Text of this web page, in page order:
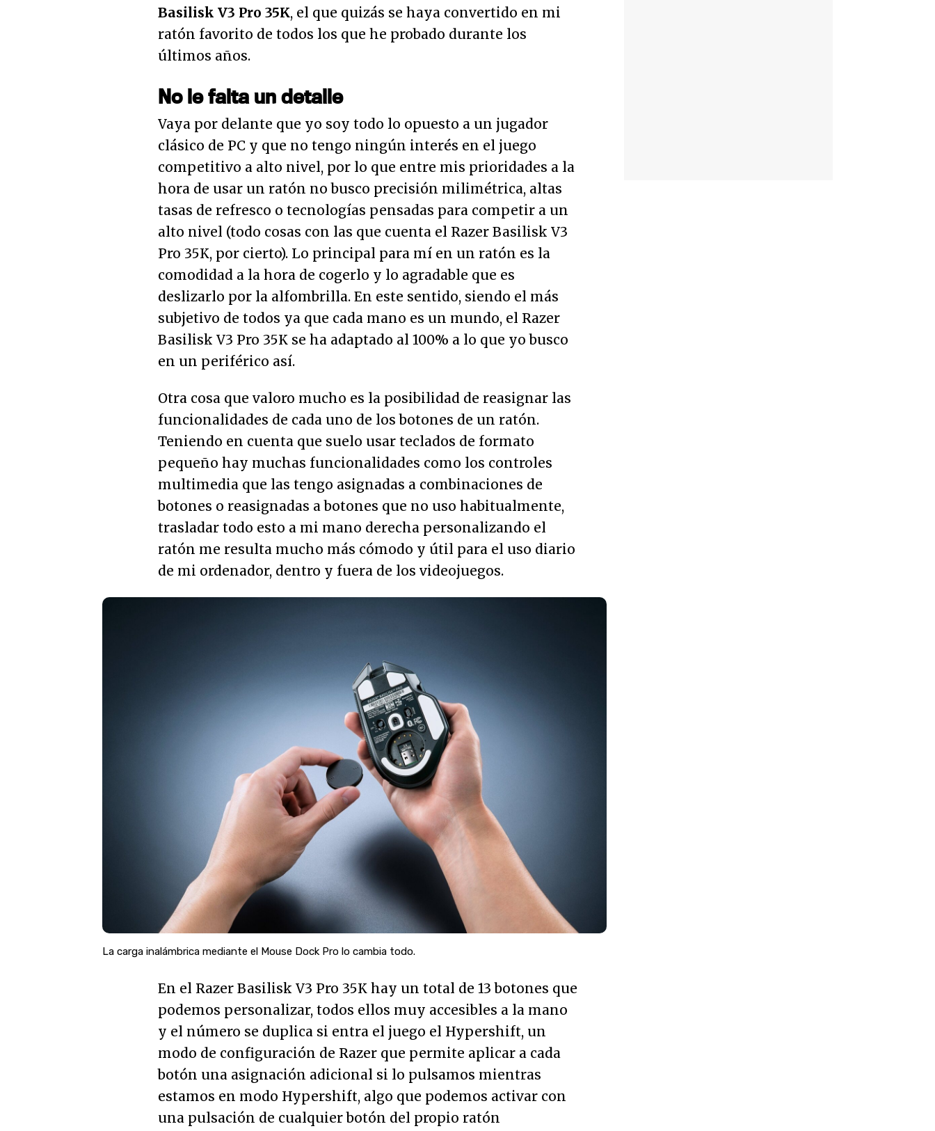
Basilisk V3 Pro 35K, el que quizás se haya convertido en mi
ratón favorito de todos los que he probado durante los
últimos años.
No le falta un detalle
Vaya por delante que yo soy todo lo opuesto a un jugador
clásico de PC y que no tengo ningún interés en el juego
competitivo a alto nivel, por lo que entre mis prioridades a la
hora de usar un ratón no busco precisión milimétrica, altas
tasas de refresco o tecnologías pensadas para competir a un
alto nivel (todo cosas con las que cuenta el Razer Basilisk V3
Pro 35K, por cierto). Lo principal para mí en un ratón es la
comodidad a la hora de cogerlo y lo agradable que es
deslizarlo por la alfombrilla. En este sentido, siendo el más
subjetivo de todos ya que cada mano es un mundo, el Razer
Basilisk V3 Pro 35K se ha adaptado al 100% a lo que yo busco
en un periférico así.
Otra cosa que valoro mucho es la posibilidad de reasignar las
funcionalidades de cada uno de los botones de un ratón.
Teniendo en cuenta que suelo usar teclados de formato
pequeño hay muchas funcionalidades como los controles
multimedia que las tengo asignadas a combinaciones de
botones o reasignadas a botones que no uso habitualmente,
trasladar todo esto a mi mano derecha personalizando el
ratón me resulta mucho más cómodo y útil para el uso diario
de mi ordenador, dentro y fuera de los videojuegos.
La carga inalámbrica mediante el Mouse Dock Pro lo cambia todo.
En el Razer Basilisk V3 Pro 35K hay un total de 13 botones que
podemos personalizar, todos ellos muy accesibles a la mano
y el número se duplica si entra el juego el Hypershift, un
modo de configuración de Razer que permite aplicar a cada
botón una asignación adicional si lo pulsamos mientras
estamos en modo Hypershift, algo que podemos activar con
una pulsación de cualquier botón del propio ratón